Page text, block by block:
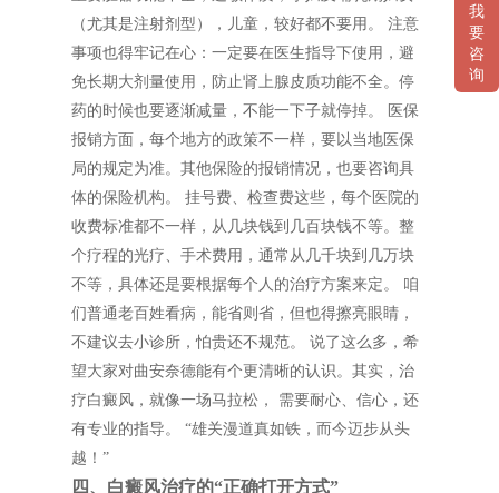
（尤其是注射剂型），儿童，较好都不要用。 注意
事项也得牢记在心：一定要在医生指导下使用，避
免长期大剂量使用，防止肾上腺皮质功能不全。停
药的时候也要逐渐减量，不能一下子就停掉。 医保
报销方面，每个地方的政策不一样，要以当地医保
局的规定为准。其他保险的报销情况，也要咨询具
体的保险机构。 挂号费、检查费这些，每个医院的
收费标准都不一样，从几块钱到几百块钱不等。整
个疗程的光疗、手术费用，通常从几千块到几万块
不等，具体还是要根据每个人的治疗方案来定。 咱
们普通老百姓看病，能省则省，但也得擦亮眼睛，
不建议去小诊所，怕贵还不规范。 说了这么多，希
望大家对曲安奈德能有个更清晰的认识。其实，治
疗白癜风，就像一场马拉松， 需要耐心、信心，还
有专业的指导。 “雄关漫道真如铁，而今迈步从头
越！”
四、白癜风治疗的“正确打开方式”
我
要
咨
询